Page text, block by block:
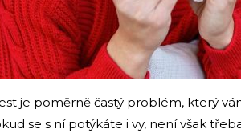
je poměrně častý problém, který
se s ní potýkáte i vy, není však